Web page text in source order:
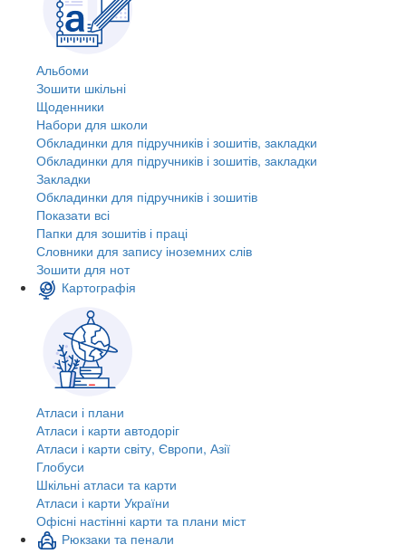
Альбоми
Зошити шкільні
Щоденники
Набори для школи
Обкладинки для підручників і зошитів, закладки
Обкладинки для підручників і зошитів, закладки
Закладки
Обкладинки для підручників і зошитів
Показати всі
Папки для зошитів і праці
Словники для запису іноземних слів
Зошити для нот
Картографія
Атласи і плани
Атласи і карти автодоріг
Атласи і карти світу, Європи, Азії
Глобуси
Шкільні атласи та карти
Атласи і карти України
Офісні настінні карти та плани міст
Рюкзаки та пенали